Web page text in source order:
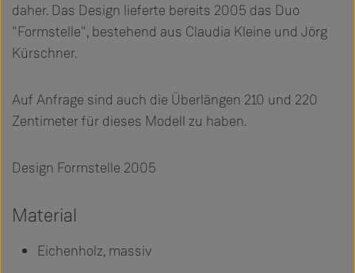
daher. Das Design lieferte bereits 2005 das Duo
"Formstelle", bestehend aus Claudia Kleine und Jörg
Kürschner.
Auf Anfrage sind auch die Überlängen 210 und 220
Zentimeter für dieses Modell zu haben.
Design Formstelle 2005
Material
Eichenholz, massiv